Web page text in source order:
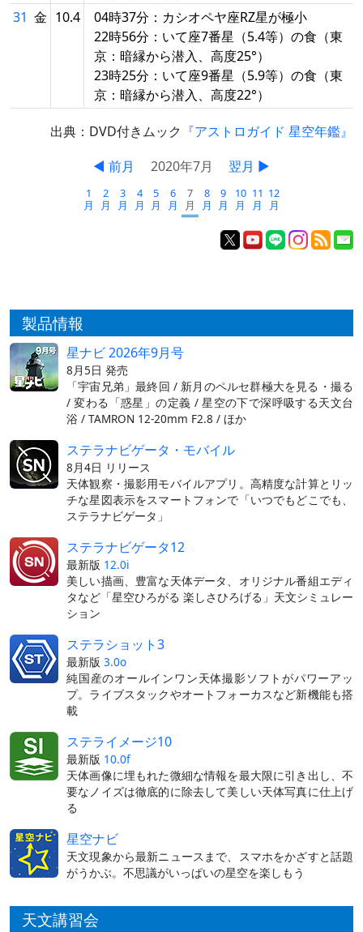
31 金 10.4
04時37分：カシオペヤ座RZ星が極小
22時56分：いて座7番星（5.4等）の食（東
京：暗縁から潜入、高度25°）
23時25分：いて座9番星（5.9等）の食（東
京：暗縁から潜入、高度22°）
出典：DVD付きムック 『アストロガイド 星空年鑑』
◀ 前月
2020年7月 翌月 ▶
1
月
2
月
3
月
4
月
5
月
6
月
7
月
8
月
9
月
10
月
11
月
12
月
製品情報
星ナビ 2026年9月号
8月5日 発売
「宇宙兄弟」最終回 / 新月のペルセ群極大を見る・撮る
/ 変わる「惑星」の定義 / 星空の下で深呼吸する天文台
浴 / TAMRON 12-20mm F2.8 / ほか
ステラナビゲータ・モバイル
8月4日 リリース
天体観察・撮影用モバイルアプリ。高精度な計算とリッ
チな星図表示をスマートフォンで「いつでもどこでも、
ステラナビゲータ」
ステラナビゲータ12
最新版 12.0i
美しい描画、豊富な天体データ、オリジナル番組エディ
タなど「星空ひろがる 楽しさひろげる」天文シミュレー
ション
ステラショット3
最新版 3.0o
純国産のオールインワン天体撮影ソフトがパワーアッ
プ。ライブスタックやオートフォーカスなど新機能も搭
載
ステライメージ10
最新版 10.0f
天体画像に埋もれた微細な情報を最大限に引き出し、不
要なノイズは徹底的に除去して美しい天体写真に仕上げ
る
星空ナビ
天文現象から最新ニュースまで、スマホをかざすと話題
がうかぶ。不思議がいっぱいの星空を楽しもう
天文講習会